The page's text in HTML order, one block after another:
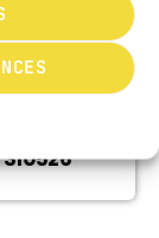
LIBRE DU 070626
ROUE LIBRE DU 310526